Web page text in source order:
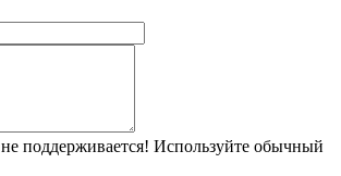
поддерживается! Используйте обычный